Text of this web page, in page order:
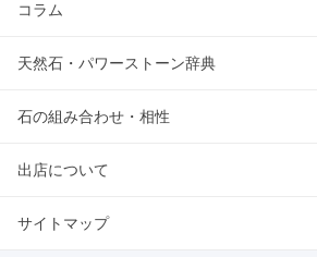
コラム
天然石・パワーストーン辞典
石の組み合わせ・相性
出店について
サイトマップ